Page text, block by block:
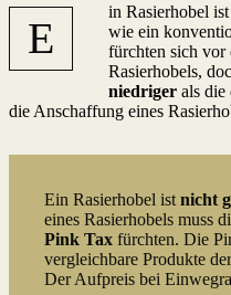
E
in Rasierhobel
wie ein
fürchten sich vor
Rasierhobels,
niedriger als die
die Anschaffung eines
Ein Rasierhobel ist nicht
eines Rasierhobels muss
Pink Tax fürchten. Die
vergleichbare Produkte
Der Aufpreis bei